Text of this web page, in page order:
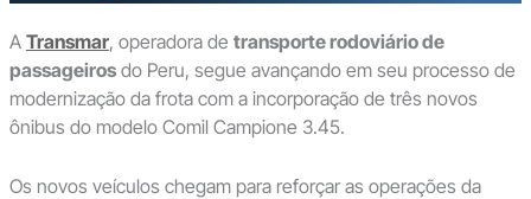
A Transmar, operadora de transporte rodoviário de
passageirosdo Peru, segue avançando em seu processo de
modernização da frota com a incorporação de três novos
ônibus do modelo Comil Campione 3.45.
Os novos veículos chegam para reforçar as operações da